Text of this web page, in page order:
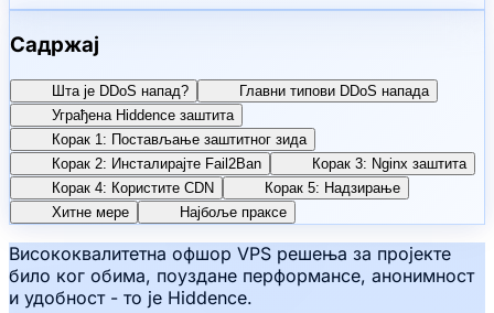
Садржај
Шта је DDoS напад?
Главни типови DDoS напада
Уграђена Hiddence заштита
Корак 1: Постављање заштитног зида
Корак 2: Инсталирајте Fail2Ban
Корак 3: Nginx заштита
Корак 4: Користите CDN
Корак 5: Надзирање
Хитне мере
Најбоље праксе
Висококвалитетна офшор VPS решења за пројекте
било ког обима, поуздане перформансе, анонимност
и удобност - то је Hiddence.